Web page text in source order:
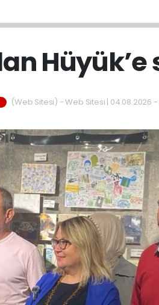
(Web Sitesi) - Web Sitesi | 04.08.2026